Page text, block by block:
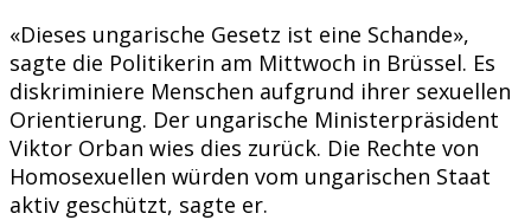
«Dieses ungarische Gesetz ist eine Schande»,
sagte die Politikerin am Mittwoch in Brüssel. Es
diskriminiere Menschen aufgrund ihrer sexuellen
Orientierung. Der ungarische Ministerpräsident
Viktor Orban wies dies zurück. Die Rechte von
Homosexuellen würden vom ungarischen Staat
aktiv geschützt, sagte er.